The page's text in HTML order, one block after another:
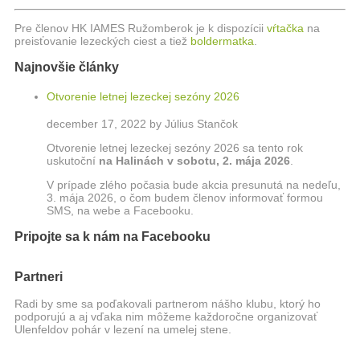
Pre členov HK IAMES Ružomberok je k dispozícii vŕtačka na
preisťovanie lezeckých ciest a tiež boldermatka
Najnovšie články
Otvorenie letnej lezeckej sezóny 2026
december 17, 2022 by Július Stančok
Otvorenie letnej lezeckej sezóny 2026 sa tento rok
uskutoční na Halinách v sobotu, 2. mája 2026.
V prípade zlého počasia bude akcia presunutá na nedeľu,
3. mája 2026, o čom budem členov informovať formou
SMS, na webe a Facebooku.
Pripojte sa k nám na Facebooku
Partneri
Radi by sme sa poďakovali partnerom nášho klubu, ktorý ho
podporujú a aj vďaka nim môžeme každoročne organizovať
Ulenfeldov pohár v lezení na umelej stene.